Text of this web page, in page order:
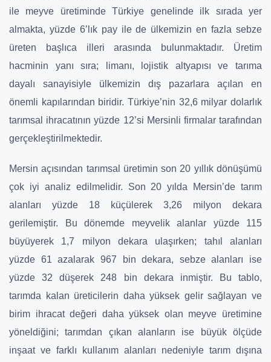
ile meyve üretiminde Türkiye genelinde ilk sırada yer
almakta, yüzde 6’lık pay ile de ülkemizin en fazla sebze
üreten başlıca illeri arasında bulunmaktadır. Üretim
hacminin yanı sıra; limanı, lojistik altyapısı ve tarıma
dayalı sanayisiyle ülkemizin dış pazarlara açılan en
önemli kapılarından biridir. Türkiye’nin 32,6 milyar dolarlık
tarımsal ihracatının yüzde 12’si Mersinli firmalar tarafından
gerçekleştirilmektedir.
Mersin açısından tarımsal üretimin son 20 yıllık dönüşümü
çok iyi analiz edilmelidir. Son 20 yılda Mersin’de tarım
alanları yüzde 18 küçülerek 3,26 milyon dekara
gerilemiştir. Bu dönemde meyvelik alanlar yüzde 115
büyüyerek 1,7 milyon dekara ulaşırken; tahıl alanları
yüzde 61 azalarak 967 bin dekara, sebze alanları ise
yüzde 32 düşerek 248 bin dekara inmiştir. Bu tablo,
tarımda kalan üreticilerin daha yüksek gelir sağlayan ve
birim ihracat değeri daha yüksek olan meyve üretimine
yöneldiğini; tarımdan çıkan alanların ise büyük ölçüde
inşaat ve farklı kullanım alanları nedeniyle tarım dışına